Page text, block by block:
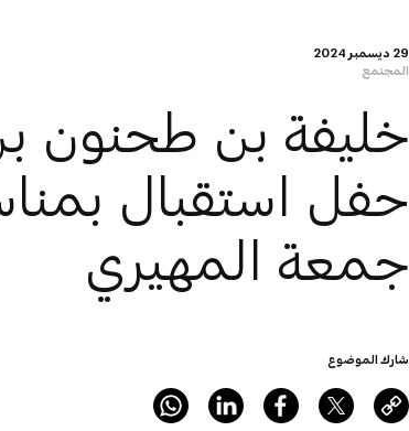
29 ديسمبر 2024
المجتمع
خليفة بن طحنون
حفل استقبال
جمعة المهيري
شارك الموضوع